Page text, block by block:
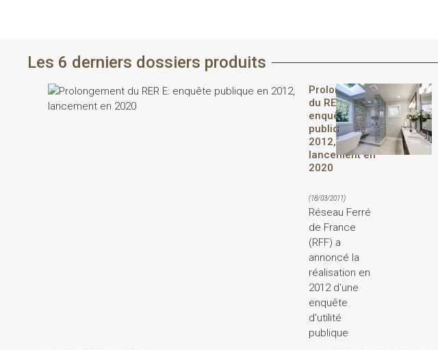
Les 6 derniers dossiers produits
Prolongement
du RER E:
enquête
publique en
2012,
lancement en
2020
(18/03/2011)
Réseau Ferré
de France
(RFF) a
annoncé la
réalisation en
2012 d'une
enquête
d'utilité
publique